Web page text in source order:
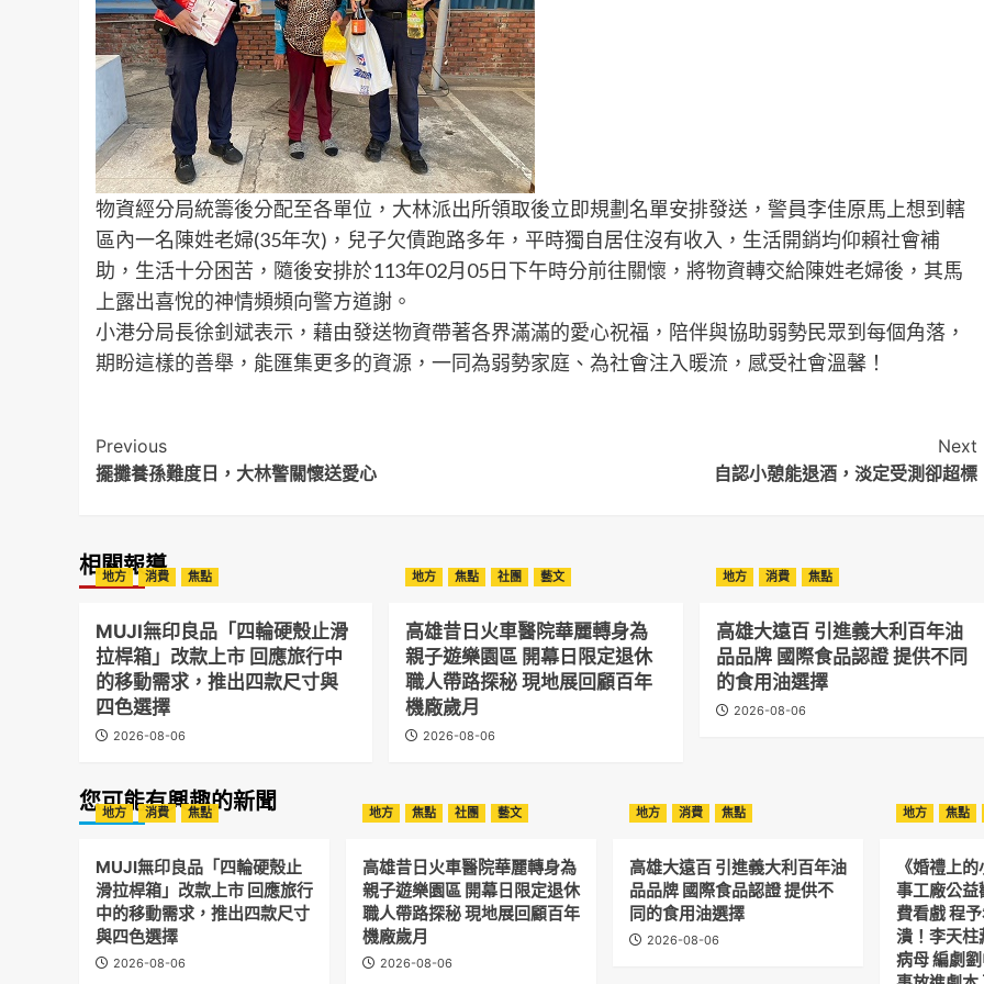
物資經分局統籌後分配至各單位，大林派出所領取後立即規劃名單安排發送，警員李佳原馬上想到轄
區內一名陳姓老婦(35年次)，兒子欠債跑路多年，平時獨自居住沒有收入，生活開銷均仰賴社會補
助，生活十分困苦，隨後安排於113年02月05日下午時分前往關懷，將物資轉交給陳姓老婦後，其馬
上露出喜悅的神情頻頻向警方道謝。
小港分局長徐釗斌表示，藉由發送物資帶著各界滿滿的愛心祝福，陪伴與協助弱勢民眾到每個角落，
期盼這樣的善舉，能匯集更多的資源，一同為弱勢家庭、為社會注入暖流，感受社會溫馨！
Post
Navigation
Previous
擺攤養孫難度日，大林警關懷送愛心
Next
自認小憩能退酒，淡定受測卻超標
相關報導
地方 消費 焦點
MUJI無印良品「四輪硬殼止滑
拉桿箱」改款上市 回應旅行中
的移動需求，推出四款尺寸與
四色選擇
2026-08-06
地方 焦點 社團 藝文
高雄昔日火車醫院華麗轉身為
親子遊樂園區 開幕日限定退休
職人帶路探秘 現地展回顧百年
機廠歲月
2026-08-06
地方 消費 焦點
高雄大遠百 引進義大利百年油
品品牌 國際食品認證 提供不同
的食用油選擇
2026-08-06
您可能有興趣的新聞
地方 消費 焦點
MUJI無印良品「四輪硬殼止
滑拉桿箱」改款上市 回應旅行
中的移動需求，推出四款尺寸
與四色選擇
2026-08-06
地方 焦點 社團 藝文
高雄昔日火車醫院華麗轉身為
親子遊樂園區 開幕日限定退休
職人帶路探秘 現地展回顧百年
機廠歲月
2026-08-06
地方 消費 焦點
高雄大遠百 引進義大利百年油
品品牌 國際食品認證 提供不
同的食用油選擇
2026-08-06
地方 焦點
《婚禮上
事工廠公益
費看戲 程
潰！李天柱
病母 編劇